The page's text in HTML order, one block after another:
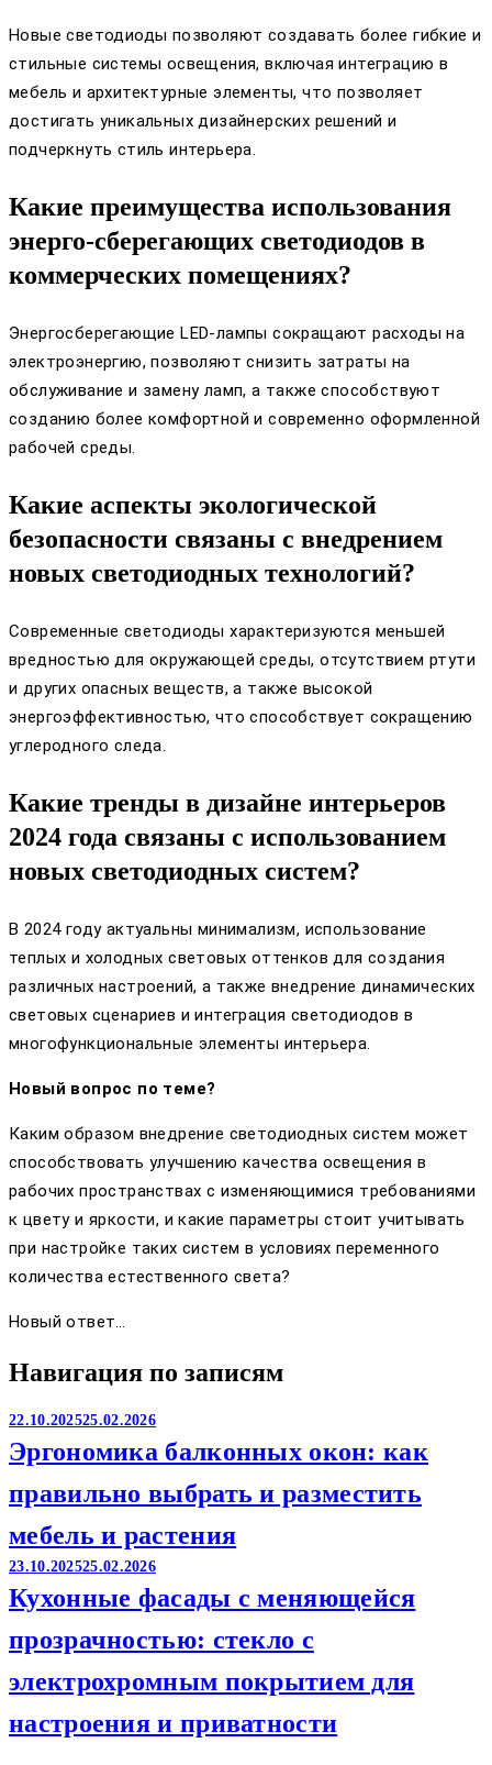
Новые светодиоды позволяют создавать более гибкие и
стильные системы освещения, включая интеграцию в
мебель и архитектурные элементы, что позволяет
достигать уникальных дизайнерских решений и
подчеркнуть стиль интерьера.
Какие преимущества использования
энерго-сберегающих светодиодов в
коммерческих помещениях?
Энергосберегающие LED-лампы сокращают расходы на
электроэнергию, позволяют снизить затраты на
обслуживание и замену ламп, а также способствуют
созданию более комфортной и современно оформленной
рабочей среды.
Какие аспекты экологической
безопасности связаны с внедрением
новых светодиодных технологий?
Современные светодиоды характеризуются меньшей
вредностью для окружающей среды, отсутствием ртути
и других опасных веществ, а также высокой
энергоэффективностью, что способствует сокращению
углеродного следа.
Какие тренды в дизайне интерьеров
2024 года связаны с использованием
новых светодиодных систем?
В 2024 году актуальны минимализм, использование
теплых и холодных световых оттенков для создания
различных настроений, а также внедрение динамических
световых сценариев и интеграция светодиодов в
многофункциональные элементы интерьера.
Новый вопрос по теме?
Каким образом внедрение светодиодных систем может
способствовать улучшению качества освещения в
рабочих пространствах с изменяющимися требованиями
к цвету и яркости, и какие параметры стоит учитывать
при настройке таких систем в условиях переменного
количества естественного света?
Новый ответ…
Навигация по записям
22.10.202525.02.2026
Эргономика балконных окон: как
правильно выбрать и разместить
мебель и растения
23.10.202525.02.2026
Кухонные фасады с меняющейся
прозрачностью: стекло с
электрохромным покрытием для
настроения и приватности